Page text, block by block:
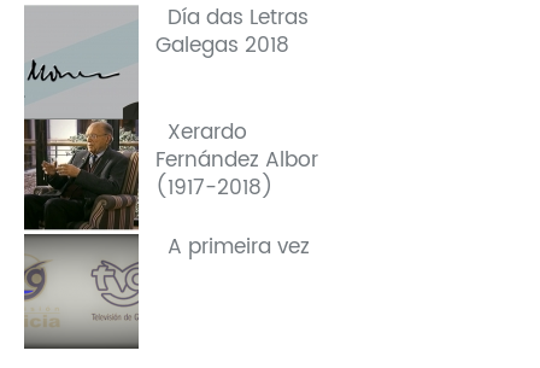
Día das Letras
Galegas 2018
Xerardo
Fernández Albor
(1917-2018)
A primeira vez